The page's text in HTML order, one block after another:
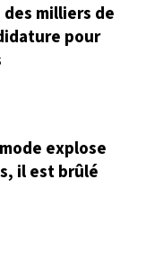
milliers de
pour
explose
il est brûlé